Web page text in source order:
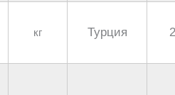
кг Турция